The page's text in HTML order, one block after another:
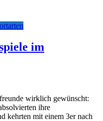
im
wirklich gewünscht:
ihre
kehrten mit einem 3er nach